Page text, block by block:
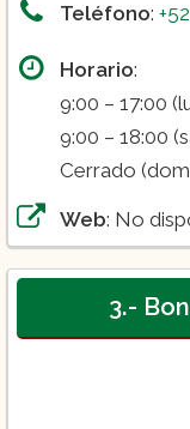
Teléfono:
Horario:
9:00 – 17:00
9:00 – 18:00
Cerrado
Web: No
3.-